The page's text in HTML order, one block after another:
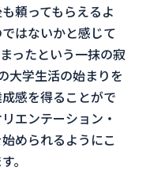
頼ってもらえるよ
はないかと感じて
ったという一抹の寂
大学生活の始まりを
感を得ることがで
エンテーション・
められるようにこ
。